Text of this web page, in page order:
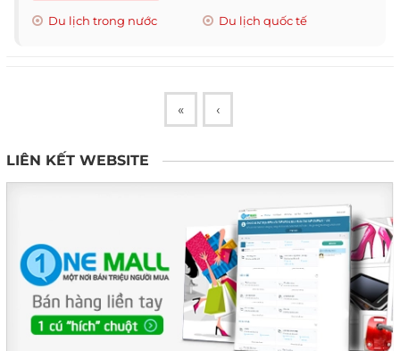
Du lịch trong nước Du lịch quốc tế
« ‹
LIÊN KẾT WEBSITE